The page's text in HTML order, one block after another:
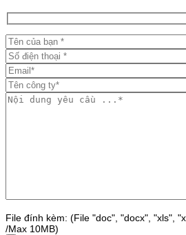
File đính kèm: (File "doc", "docx", "xls",
/Max 10MB)